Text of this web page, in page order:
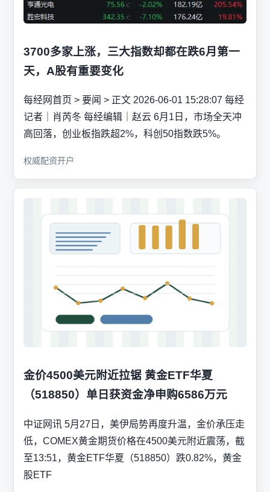
3700多家上涨，三大指数却都在跌6月第一
天，A股有重要变化
每经网首页 > 要闻 > 正文 2026-06-01 15:28:07 每经
记者｜肖芮冬 每经编辑｜赵云 6月1日，市场全天冲
高回落，创业板指跌超2%，科创50指数跌5%。
权威配资开户
金价4500美元附近拉锯 黄金ETF华夏
（518850）单日获资金净申购6586万元
中证网讯 5月27日，美伊局势再度升温，金价承压走
低，COMEX黄金期货价格在4500美元附近震荡，截
至13:51，黄金ETF华夏（518850）跌0.82%，黄金
股ETF